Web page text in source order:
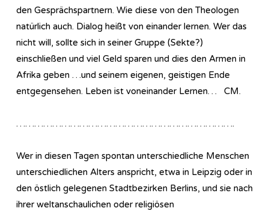
den Gesprächspartnern. Wie diese von den Theologen
natürlich auch. Dialog heißt von einander lernen. Wer das
nicht will, sollte sich in seiner Gruppe (Sekte?)
einschließen und viel Geld sparen und dies den Armen in
Afrika geben …und seinem eigenen, geistigen Ende
entgegensehen. Leben ist voneinander Lernen… CM.
……………………………………………………………….
Wer in diesen Tagen spontan unterschiedliche Menschen
unterschiedlichen Alters anspricht, etwa in Leipzig oder in
den östlich gelegenen Stadtbezirken Berlins, und sie nach
ihrer weltanschaulichen oder religiösen